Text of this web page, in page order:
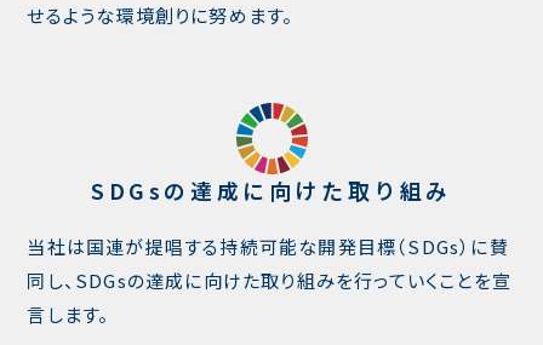
せるような環境創りに努めます。
SDGsの達成に向けた取り組み
当社は国連が提唱する持続可能な開発目標（SDGs）に賛
同し、SDGsの達成に向けた取り組みを行っていくことを宣
言します。